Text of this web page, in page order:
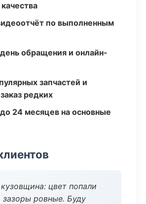
по выполненным
обращения и онлайн-
запчастей и
редких
24 месяцев на основные
цвет попали
зазоры ровные. Буду